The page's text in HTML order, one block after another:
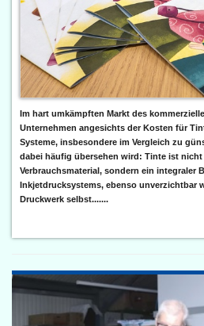
Im hart umkämpften Markt des
Unternehmen angesichts der Kosten für
Systeme, insbesondere im Vergleich zu
dabei häufig übersehen wird: Tinte ist
Verbrauchsmaterial, sondern ein integraler
Inkjetdrucksystems, ebenso unverzichtbar
Druckwerk selbst.......